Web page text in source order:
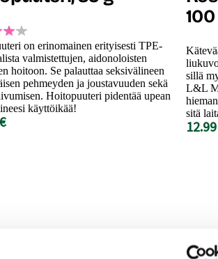
on erinomainen erityisesti TPE-
valmistettujen, aidonoloisten
hoitoon. Se palauttaa seksivälineen
pehmeyden ja joustavuuden sekä
Hoitopuuteri pidentää upean
käyttöikää!
sillä
L&L
sitä